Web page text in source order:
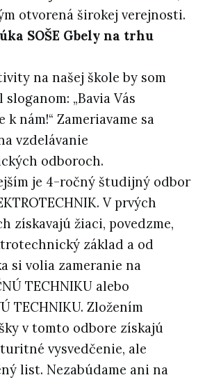
otvorená širokej verejnosti.
SOŠE Gbely na trhu
na našej škole by som
„Bavia Vás
k nám!“ Zameriavame sa
vzdelávanie
odboroch.
je 4-ročný študijný odbor
V prvých
získavajú žiaci, povedzme,
základ a od
si volia zameranie na
TECHNIKU alebo
TECHNIKU. Zložením
v tomto odbore získajú
vysvedčenie, ale
list. Nezabúdame ani na